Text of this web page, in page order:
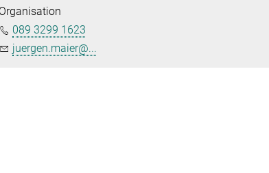
Organisation
089 3299 1623
juergen.maier@...